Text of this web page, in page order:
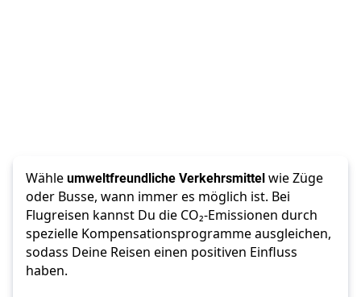
Wähle umweltfreundliche Verkehrsmittel wie Züge
oder Busse, wann immer es möglich ist. Bei
Flugreisen kannst Du die CO₂-Emissionen durch
spezielle Kompensationsprogramme ausgleichen,
sodass Deine Reisen einen positiven Einfluss
haben.